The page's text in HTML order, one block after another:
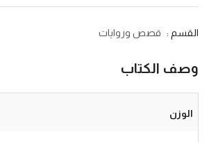
القسم : قصص وروايات
وصف الكتاب
الوزن